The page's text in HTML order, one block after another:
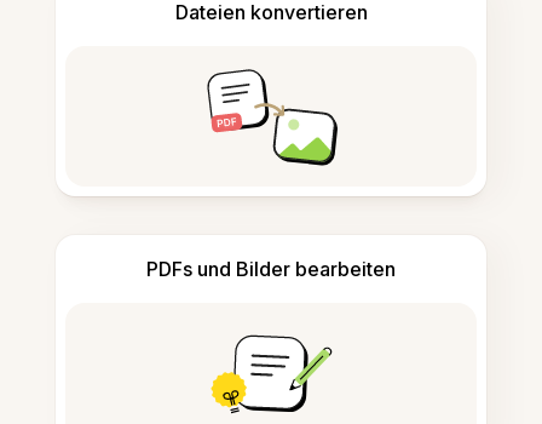
Dateien konvertieren
PDFs und Bilder bearbeiten